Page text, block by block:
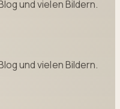
und vielen Bildern.
und vielen Bildern.